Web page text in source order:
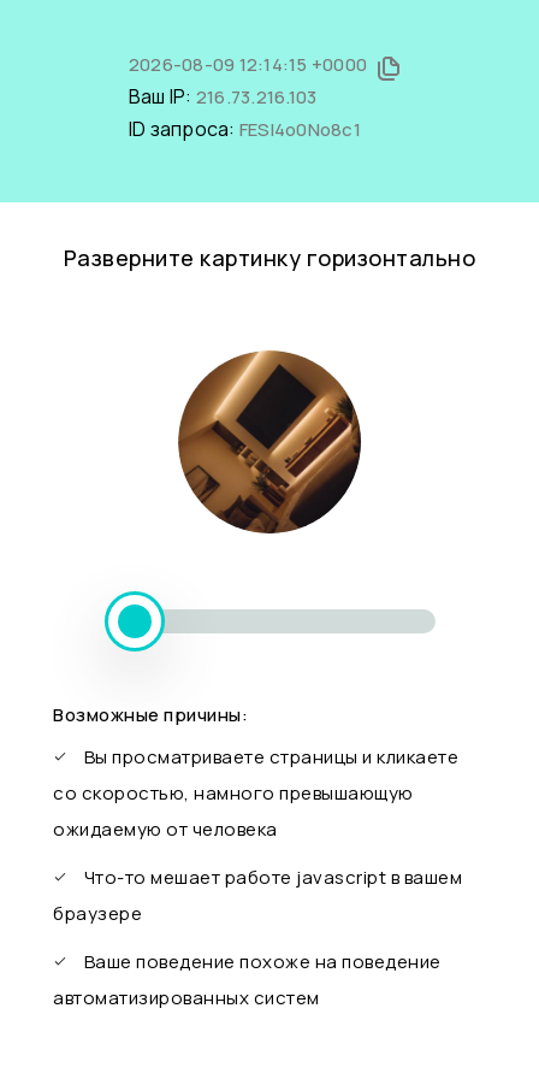
2026-08-09 12:14:15 +0000
Ваш IP: 216.73.216.103
ID запроса: FESl4o0No8c1
Разверните картинку горизонтально
Возможные причины:
Вы просматриваете страницы и кликаете
со скоростью, намного превышающую
ожидаемую от человека
Что-то мешает работе javascript в вашем
браузере
Ваше поведение похоже на поведение
автоматизированных систем